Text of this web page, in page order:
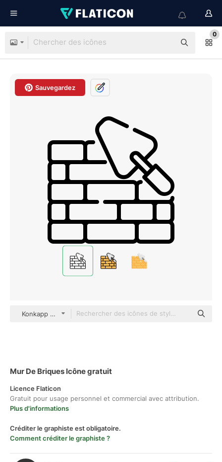
0
Sauvegardez
Konkapp Detailed Outline
Mur De Briques Icône gratuit
Licence Flaticon
Gratuit pour usage personnel et commercial avec attribution.
Plus d'informations
Créditer le graphiste est obligatoire.
Comment créditer le graphiste ?